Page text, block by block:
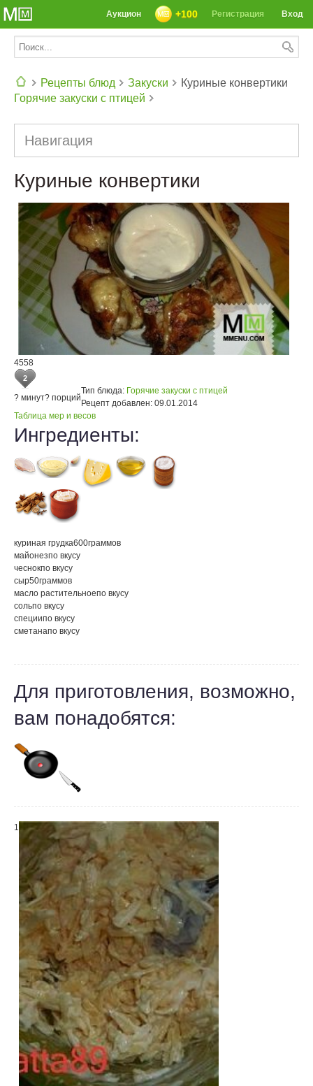
Вход
Регистрация
+100
Аукцион
Рецепты блюд
Закуски
Горячие закуски с птицей
Куриные конвертики
Навигация
Куриные конвертики
4558
2
? минут? порций
Тип блюда: Горячие закуски с птицей
Рецепт добавлен: 09.01.2014
Таблица мер и весов
Ингредиенты:
куриная грудка600граммов
майонезпо вкусу
чеснокпо вкусу
сыр50граммов
масло растительноепо вкусу
сольпо вкусу
специипо вкусу
сметанапо вкусу
Для приготовления, возможно,
вам понадобятся:
1